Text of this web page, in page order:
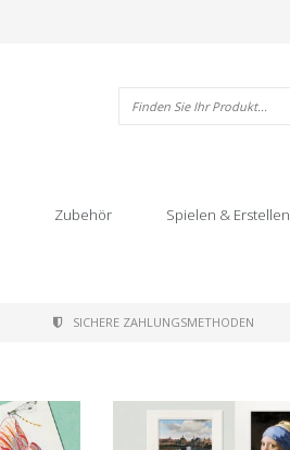
Zubehör Spielen & Erstellen
SICHERE ZAHLUNGSMETHODEN